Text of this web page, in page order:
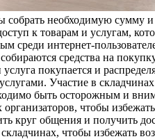
необходимую сумму
к товарам и услугам,
среди интернет-
средства на
покупается и
Участие в
быть осторожным и
чтобы
круг общения и получить
чтобы избежать